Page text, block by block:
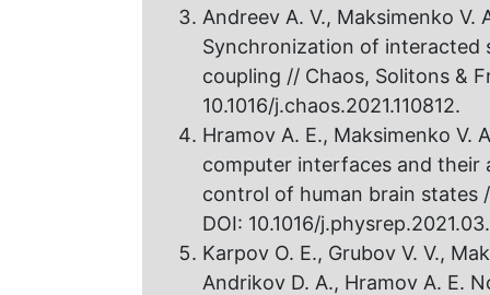
Andreev A. V., Maksimenko V.
Synchronization of
coupling // Chaos, Solitons &
10.1016/j.chaos.2021.110812.
Hramov A. E., Maksimenko V.
computer interfaces and
control of human brain states
DOI: 10.1016/
Karpov O. E., Grubov V. V.,
Andrikov D. A., Hramov A. E.